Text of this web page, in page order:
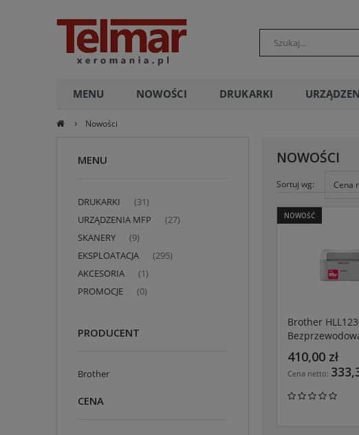
MENU NOWOŚCI DRUKARKI
› Nowości
MENU
DRUKARKI (31)
URZĄDZENIA MFP (27)
SKANERY (9)
EKSPLOATACJA (295)
AKCESORIA (1)
PROMOCJE (0)
PRODUCENT
Brother
CENA
NOWOŚCI
Sortuj wg: Cena
Brother
laserowa
z WiFi
410,00 zł
Cena netto:
NOWOŚĆ